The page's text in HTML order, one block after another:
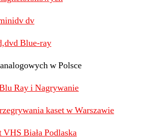
dv
Blue-ray
w Polsce
Ray i Nagrywanie
kaset w Warszawie
Biała Podlaska